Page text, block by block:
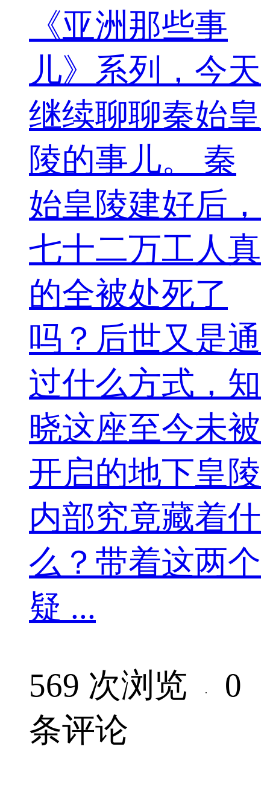
《亚洲那些事
儿》系列，今天
继续聊聊秦始皇
陵的事儿。 秦
始皇陵建好后，
七十二万工人真
的全被处死了
吗？后世又是通
过什么方式，知
晓这座至今未被
开启的地下皇陵
内部究竟藏着什
么？带着这两个
疑 ...
569 次浏览 ·
0
条评论